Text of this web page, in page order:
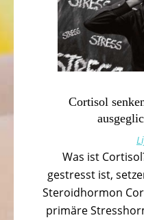
Cortisol
Was ist
gestresst ist,
Steroidhormon
primäre